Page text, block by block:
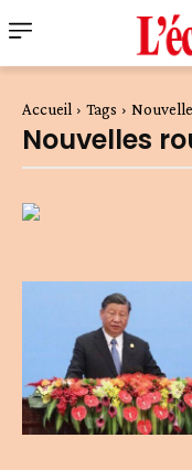
Accueil Tags
Nouvelles